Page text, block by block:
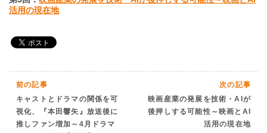
活用の現在地
前の記事
キャストとドラマの関係を可
視化、『本田響矢』放送後に
推しファン増加～4月ドラマ
次の記事
映画産業の発展を技術・AIが
後押しする可能性～映画とAI
活用の現在地